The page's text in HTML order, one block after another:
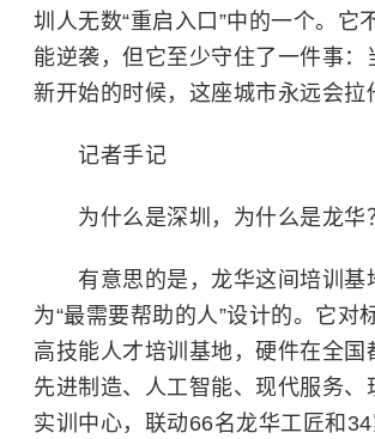
圳人无数“重启入口”中的一个。它
能逆袭，但它至少守住了一件事：
新开始的时候，这座城市永远会拉
记者手记
为什么是深圳，为什么是龙华
有意思的是，龙华这间培训基
为“最需要帮助的人”设计的。它对
高技能人才培训基地，硬件在全
先进制造、人工智能、现代服务、
实训中心，联动66名龙华工匠和